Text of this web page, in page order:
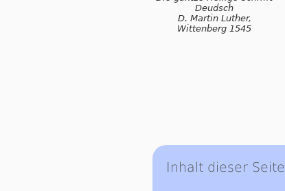
Deudsch
D. Martin Luther,
Wittenberg 1545
Inhalt dieser Seite